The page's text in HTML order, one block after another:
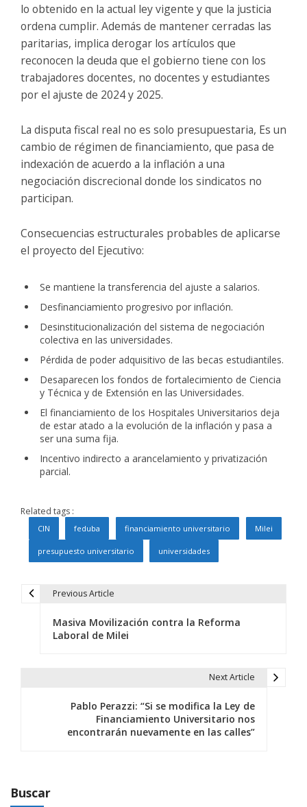
lo obtenido en la actual ley vigente y que la justicia
ordena cumplir. Además de mantener cerradas las
paritarias, implica derogar los artículos que
reconocen la deuda que el gobierno tiene con los
trabajadores docentes, no docentes y estudiantes
por el ajuste de 2024 y 2025.
La disputa fiscal real no es solo presupuestaria, Es un
cambio de régimen de financiamiento, que pasa de
indexación de acuerdo a la inflación a una
negociación discrecional donde los sindicatos no
participan.
Consecuencias estructurales probables de aplicarse
el proyecto del Ejecutivo:
Se mantiene la transferencia del ajuste a salarios.
Desfinanciamiento progresivo por inflación.
Desinstitucionalización del sistema de negociación
colectiva en las universidades.
Pérdida de poder adquisitivo de las becas estudiantiles.
Desaparecen los fondos de fortalecimiento de Ciencia
y Técnica y de Extensión en las Universidades.
El financiamiento de los Hospitales Universitarios deja
de estar atado a la evolución de la inflación y pasa a
ser una suma fija.
Incentivo indirecto a arancelamiento y privatización
parcial.
Related tags :
CIN feduba financiamiento universitario Milei
presupuesto universitario universidades
Previous Article
Masiva Movilización contra la Reforma
Laboral de Milei
Next Article
Pablo Perazzi: “Si se modifica la Ley de
Financiamiento Universitario nos
encontrarán nuevamente en las calles”
Buscar